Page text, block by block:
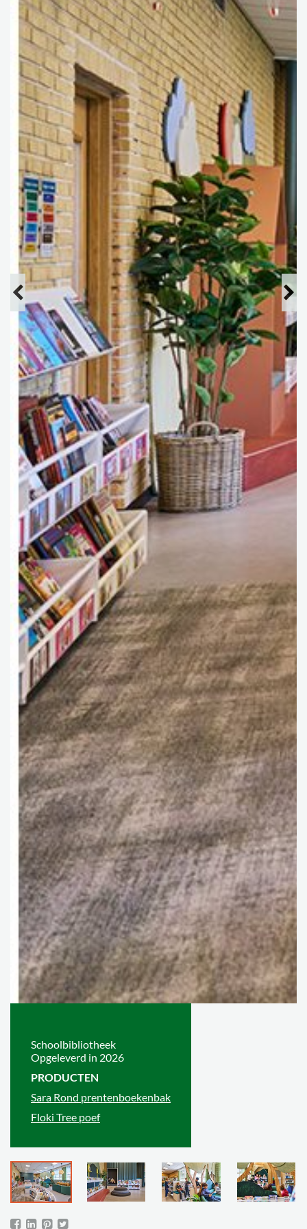
Schoolbibliotheek
Opgeleverd in 2026
PRODUCTEN
Sara Rond prentenboekenbak
Floki Tree poef